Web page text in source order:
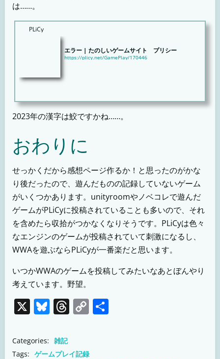
は……。
PLiCy
エラー | たのしいゲームサイト プリシー
https://plicy.net/GamePlay/170446
2023年の漢字は鮫ですかね……。
おわりに
せっかくだから感想ページ作るか！と思ったのがかな
り後だったので、遊んだものの記録していないゲーム
がいくつかあります。unityroomやノベコレで遊んだ
ゲームがPLiCyに投稿されていることも多いので、それ
を含めたら収拾がつかなくなりそうです。PLiCyは色々
なエンジンのゲームが投稿されていて刺激になるし、
WWAを遊ぶならPLiCyが一番楽だと思います。
いつかWWAのゲームを投稿してみたいなあとぼんやり
考えています。野望。
X Bluesky
Threads
Copy
Categories: 雑記
Tags: ゲームプレイ記録